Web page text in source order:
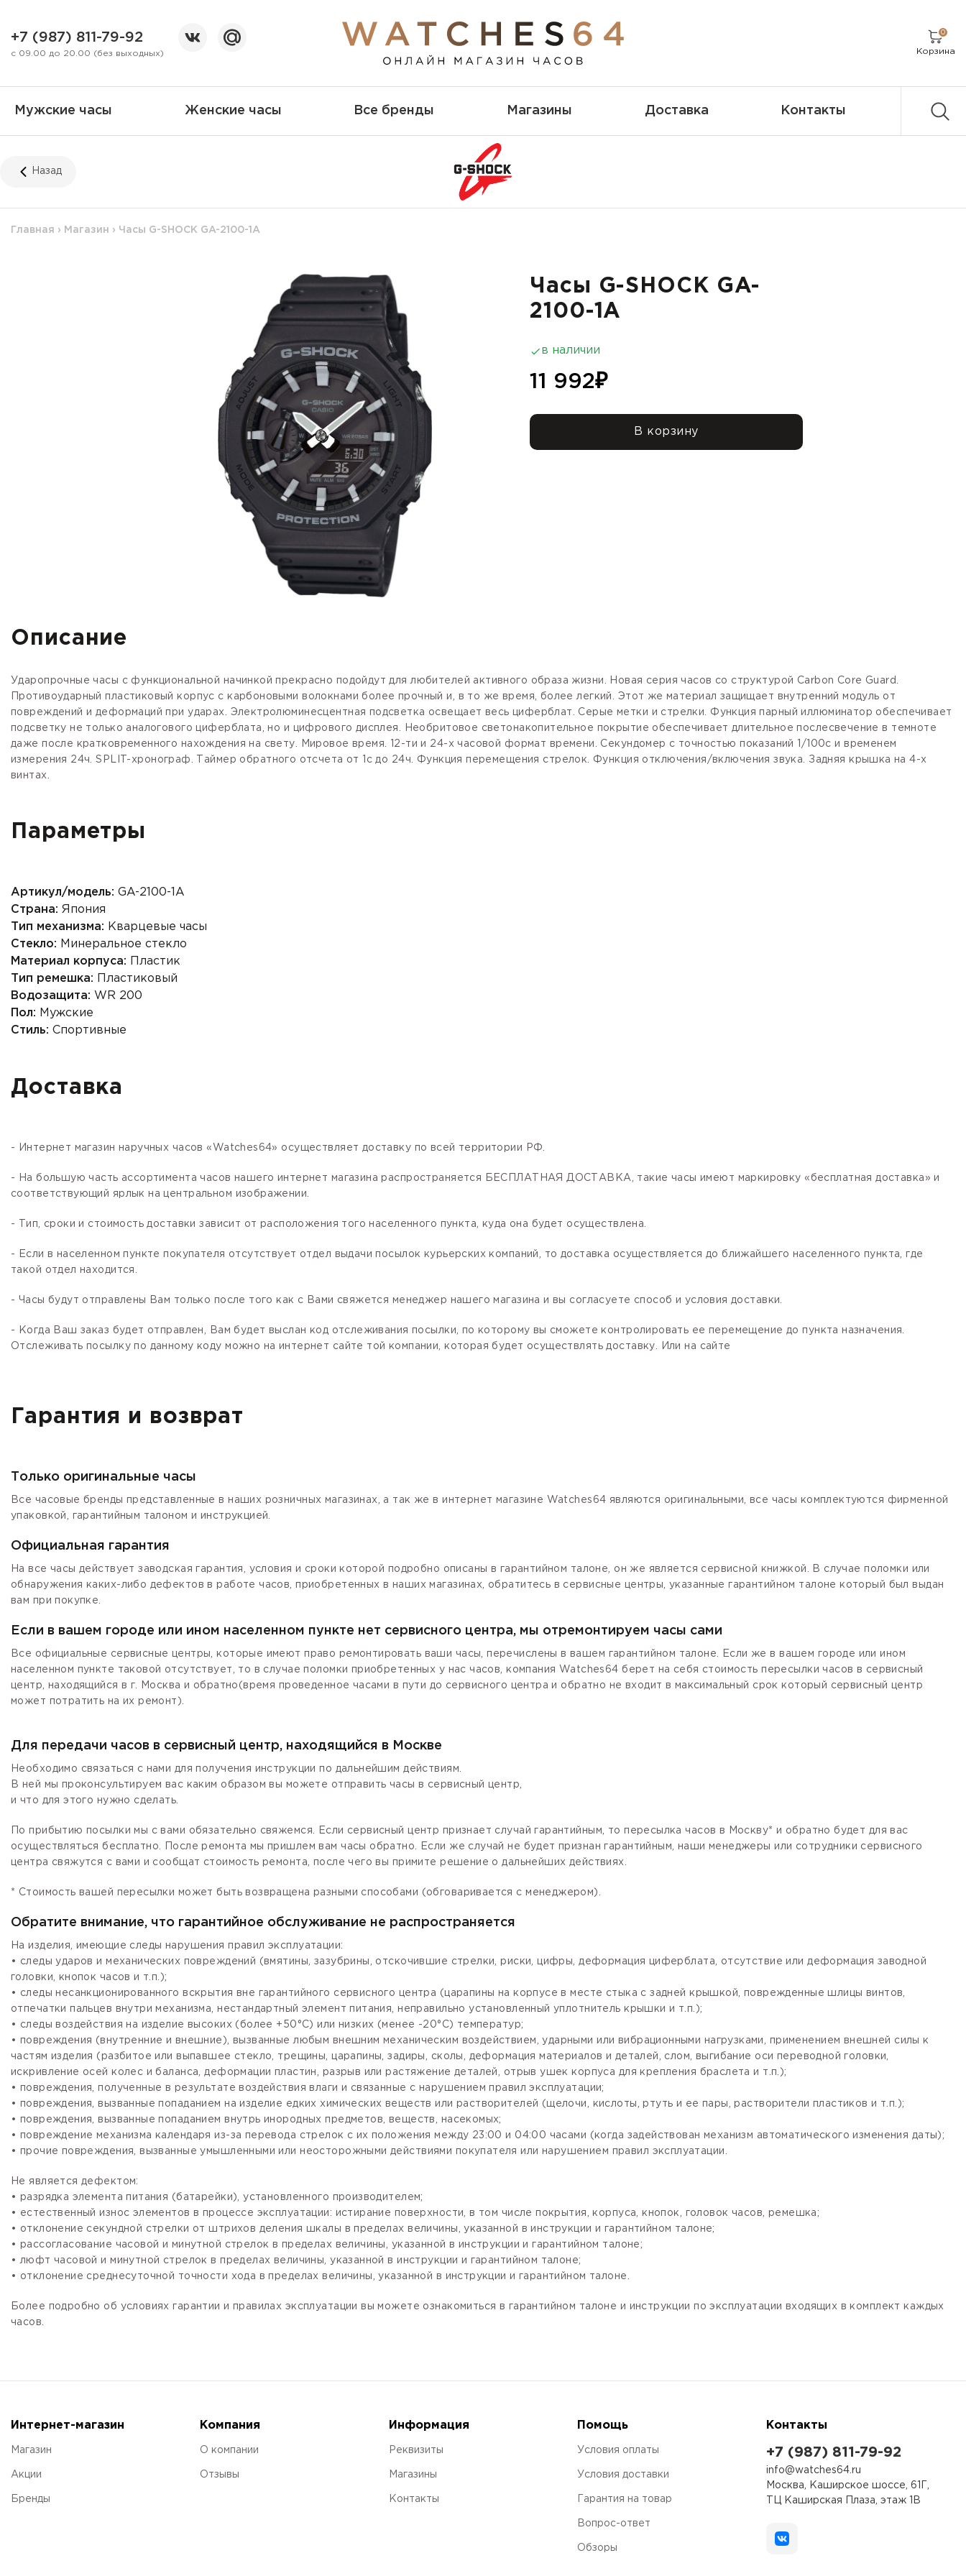
+7 (987) 811-79-92
с 09.00 до 20.00 (без выходных)
0
Корзина
Мужские часы Женские часы Все бренды Магазины Доставка Контакты
Назад
Главная › Магазин › Часы G-SHOCK GA-2100-1A
Часы G-SHOCK GA-
2100-1A
в наличии
11 992₽
В корзину
Описание
Ударопрочные часы с функциональной начинкой прекрасно подойдут для любителей активного образа жизни. Новая серия часов со структурой Carbon Core Guard.
Противоударный пластиковый корпус с карбоновыми волокнами более прочный и, в то же время, более легкий. Этот же материал защищает внутренний модуль от
повреждений и деформаций при ударах. Электролюминесцентная подсветка освещает весь циферблат. Серые метки и стрелки. Функция парный иллюминатор обеспечивает
подсветку не только аналогового циферблата, но и цифрового дисплея. Необритовое светонакопительное покрытие обеспечивает длительное послесвечение в темноте
даже после кратковременного нахождения на свету.
Мировое время. 12-ти и 24-х часовой формат времени. Секундомер с точностью показаний 1/100с и временем
измерения 24ч.SPLIT-хронограф. Таймер обратного отсчета от 1с до 24ч. Функция перемещения стрелок. Функция отключения/включения звука. Задняя крышка на 4-х
винтах.
Параметры
Артикул/модель: GA-2100-1A
Страна: Япония
Тип механизма: Кварцевые часы
Стекло: Минеральное стекло
Материал корпуса: Пластик
Тип ремешка: Пластиковый
Водозащита: WR 200
Пол: Мужские
Стиль: Спортивные
Доставка
- Интернет магазин наручных часов «Watches64» осуществляет доставку по всей территории РФ.
- На большую часть ассортимента часов нашего интернет магазина распространяется БЕСПЛАТНАЯ ДОСТАВКА, такие часы имеют маркировку «бесплатная доставка» и
соответствующий ярлык на центральном изображении.
- Тип, сроки и стоимость доставки зависит от расположения того населенного пункта, куда она будет осуществлена.
- Если в населенном пункте покупателя отсутствует отдел выдачи посылок курьерских компаний, то доставка осуществляется до ближайшего населенного пункта, где
такой отдел находится.
- Часы будут отправлены Вам только после того как с Вами свяжется менеджер нашего магазина и вы согласуете способ и условия доставки.
- Когда Ваш заказ будет отправлен, Вам будет выслан код отслеживания посылки, по которому вы сможете контролировать ее перемещение до пункта назначения.
Отслеживать посылку по данному коду можно на интернет сайте той компании, которая будет осуществлять доставку. Или на сайте
Гарантия и возврат
Только оригинальные часы
Все часовые бренды представленные в наших розничных магазинах, а так же в интернет магазине Watches64 являются оригинальными, все часы комплектуются фирменной
упаковкой, гарантийным талоном и инструкцией.
Официальная гарантия
На все часы действует заводская гарантия, условия и сроки которой подробно описаны в гарантийном талоне, он же является сервисной книжкой. В случае поломки или
обнаружения каких-либо дефектов в работе часов, приобретенных в наших магазинах, обратитесь в сервисные центры, указанные гарантийном талоне который был выдан
вам при покупке.
Если в вашем городе или ином населенном пункте нет сервисного центра, мы отремонтируем часы сами
Все официальные сервисные центры, которые имеют право ремонтировать ваши часы, перечислены в вашем гарантийном талоне. Если же в вашем городе или ином
населенном пункте таковой отсутствует, то в случае поломки приобретенных у нас часов, компания Watches64 берет на себя стоимость пересылки часов в сервисный
центр, находящийся в г. Москва и обратно(время проведенное часами в пути до сервисного центра и обратно не входит в максимальный срок который сервисный центр
может потратить на их ремонт).
Для передачи часов в сервисный центр, находящийся в Москве
Необходимо связаться с нами для получения инструкции по дальнейшим действиям.
В ней мы проконсультируем вас каким образом вы можете отправить часы в сервисный центр,
и что для этого нужно сделать.
По прибытию посылки мы с вами обязательно свяжемся. Если сервисный центр признает случай гарантийным, то пересылка часов в Москву* и обратно будет для вас
осуществляться бесплатно. После ремонта мы пришлем вам часы обратно. Если же случай не будет признан гарантийным, наши менеджеры или сотрудники сервисного
центра свяжутся с вами и сообщат стоимость ремонта, после чего вы примите решение о дальнейших действиях.
* Стоимость вашей пересылки может быть возвращена разными способами (обговаривается с менеджером).
Обратите внимание, что гарантийное обслуживание не распространяется
На изделия, имеющие следы нарушения правил эксплуатации:
• следы ударов и механических повреждений (вмятины, зазубрины, отскочившие стрелки, риски, цифры, деформация циферблата, отсутствие или деформация заводной
головки, кнопок часов и т.п.);
• следы несанкционированного вскрытия вне гарантийного сервисного центра (царапины на корпусе в месте стыка с задней крышкой, поврежденные шлицы винтов,
отпечатки пальцев внутри механизма, нестандартный элемент питания, неправильно установленный уплотнитель крышки и т.п.);
• следы воздействия на изделие высоких (более +50°С) или низких (менее -20°С) температур;
• повреждения (внутренние и внешние), вызванные любым внешним механическим воздействием, ударными или вибрационными нагрузками, применением внешней силы к
частям изделия (разбитое или выпавшее стекло, трещины, царапины, задиры, сколы, деформация материалов и деталей, слом, выгибание оси переводной головки,
искривление осей колес и баланса, деформации пластин, разрыв или растяжение деталей, отрыв ушек корпуса для крепления браслета и т.п.);
• повреждения, полученные в результате воздействия влаги и связанные с нарушением правил эксплуатации;
• повреждения, вызванные попаданием на изделие едких химических веществ или растворителей (щелочи, кислоты, ртуть и ее пары, растворители пластиков и т.п.);
• повреждения, вызванные попаданием внутрь инородных предметов, веществ, насекомых;
• повреждение механизма календаря из-за перевода стрелок с их положения между 23:00 и 04:00 часами (когда задействован механизм автоматического изменения даты);
• прочие повреждения, вызванные умышленными или неосторожными действиями покупателя или нарушением правил эксплуатации.
Не является дефектом:
• разрядка элемента питания (батарейки), установленного производителем;
• естественный износ элементов в процессе эксплуатации: истирание поверхности, в том числе покрытия, корпуса, кнопок, головок часов, ремешка;
• отклонение секундной стрелки от штрихов деления шкалы в пределах величины, указанной в инструкции и гарантийном талоне;
• рассогласование часовой и минутной стрелок в пределах величины, указанной в инструкции и гарантийном талоне;
• люфт часовой и минутной стрелок в пределах величины, указанной в инструкции и гарантийном талоне;
• отклонение среднесуточной точности хода в пределах величины, указанной в инструкции и гарантийном талоне.
Более подробно об условиях гарантии и правилах эксплуатации вы можете ознакомиться в гарантийном талоне и инструкции по эксплуатации входящих в комплект каждых
часов.
Интернет-магазин
Магазин
Акции
Бренды
Компания
О компании
Отзывы
Информация
Реквизиты
Магазины
Контакты
Помощь
Условия оплаты
Условия доставки
Гарантия на товар
Вопрос-ответ
Обзоры
Контакты
+7 (987) 811-79-92
info@watches64.ru
Москва, Каширское шоссе, 61Г,
ТЦ Каширская Плаза, этаж 1В